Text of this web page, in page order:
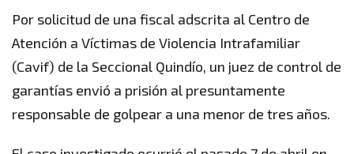
Por solicitud de una fiscal adscrita al Centro de
Atención a Víctimas de Violencia Intrafamiliar
(Cavif) de la Seccional Quindío, un juez de control de
garantías envió a prisión al presuntamente
responsable de golpear a una menor de tres años.